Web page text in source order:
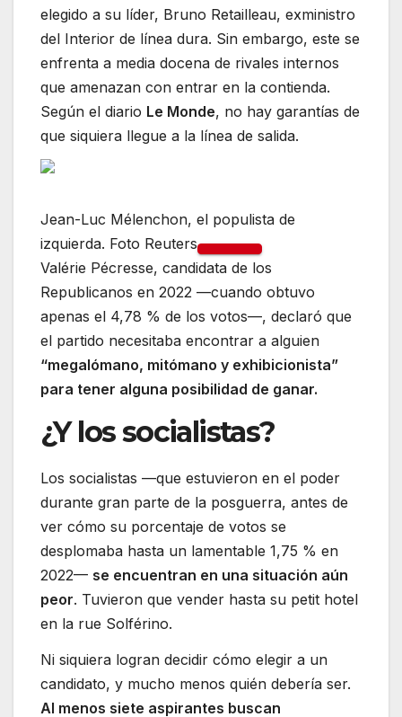
elegido a su líder, Bruno Retailleau, exministro
del Interior de línea dura. Sin embargo, este se
enfrenta a media docena de rivales internos
que amenazan con entrar en la contienda.
Según el diario Le Monde, no hay garantías de
que siquiera llegue a la línea de salida.
Jean-Luc Mélenchon, el populista de
izquierda. Foto Reuters
Valérie Pécresse, candidata de los
Republicanos en 2022 —cuando obtuvo
apenas el 4,78 % de los votos—, declaró que
el partido necesitaba encontrar a alguien
“megalómano, mitómano y exhibicionista”
para tener alguna posibilidad de ganar.
¿Y los socialistas?
Los socialistas —que estuvieron en el poder
durante gran parte de la posguerra, antes de
ver cómo su porcentaje de votos se
desplomaba hasta un lamentable 1,75 % en
2022— se encuentran en una situación aún
peor. Tuvieron que vender hasta su petit hotel
en la rue Solférino.
Ni siquiera logran decidir cómo elegir a un
candidato, y mucho menos quién debería ser.
Al menos siete aspirantes buscan